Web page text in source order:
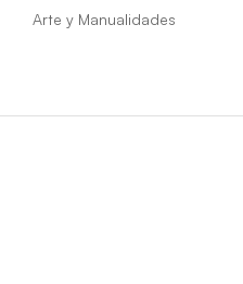
Arte y Manualidades